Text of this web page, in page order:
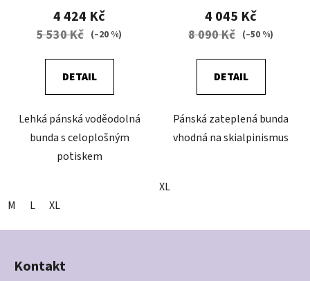
4 424 Kč
5 530 Kč (–20 %)
DETAIL
Lehká pánská voděodolná
bunda s celoplošným
potiskem
M L XL
4 045 Kč
8 090 Kč (–50 %)
DETAIL
Pánská zateplená bunda
vhodná na skialpinismus
XL
Z
Kontakt